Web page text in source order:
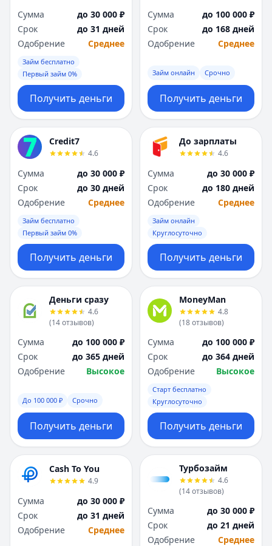
Ульяновск
Уфа
Хабаровск
Ч
Чебоксары
Челябинск
Я
Вся Россия
Ульяновск
Уфа
Хабаровск
Ч
Чебоксары
Челябинск
Я
Вся Россия
Сумма
до 30 000 ₽
Срок
до 31 дней
Одобрение
Среднее
Займ бесплатно
Первый займ 0%
Получить деньги
Сумма
до 100 000 ₽
Срок
до 168 дней
Одобрение
Среднее
Займ онлайн Срочно
Получить деньги
Credit7
4.6
Сумма
до 30 000 ₽
Срок
до 30 дней
Одобрение
Среднее
Займ бесплатно
Первый займ 0%
Получить деньги
До зарплаты
4.6
Сумма
до 30 000 ₽
Срок
до 180 дней
Одобрение
Среднее
Займ онлайн
Круглосуточно
Получить деньги
Деньги сразу
4.6
(14отзывов)
Сумма
до 100 000 ₽
Срок
до 365 дней
Одобрение
Высокое
До 100 000 ₽ Срочно
Получить деньги
MoneyMan
4.8
(18отзывов)
Сумма
до 100 000 ₽
Срок
до 364 дней
Одобрение
Высокое
Старт бесплатно
Круглосуточно
Получить деньги
Cash To You
4.9
Сумма
до 30 000 ₽
Срок
до 31 дней
Одобрение
Среднее
Турбозайм
4.6
(14отзывов)
Сумма
до 30 000 ₽
Срок
до 21 дней
Одобрение
Среднее